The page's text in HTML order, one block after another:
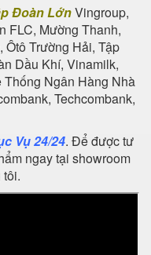
Đoàn LớnVingroup,
FLC, Mường Thanh,
Trường Hải, Tập
Dầu Khí, Vinamilk,
Ngân Hàng Nhà
Techcombank,
Vụ 24/24. Để được tư
ngay tại showroom